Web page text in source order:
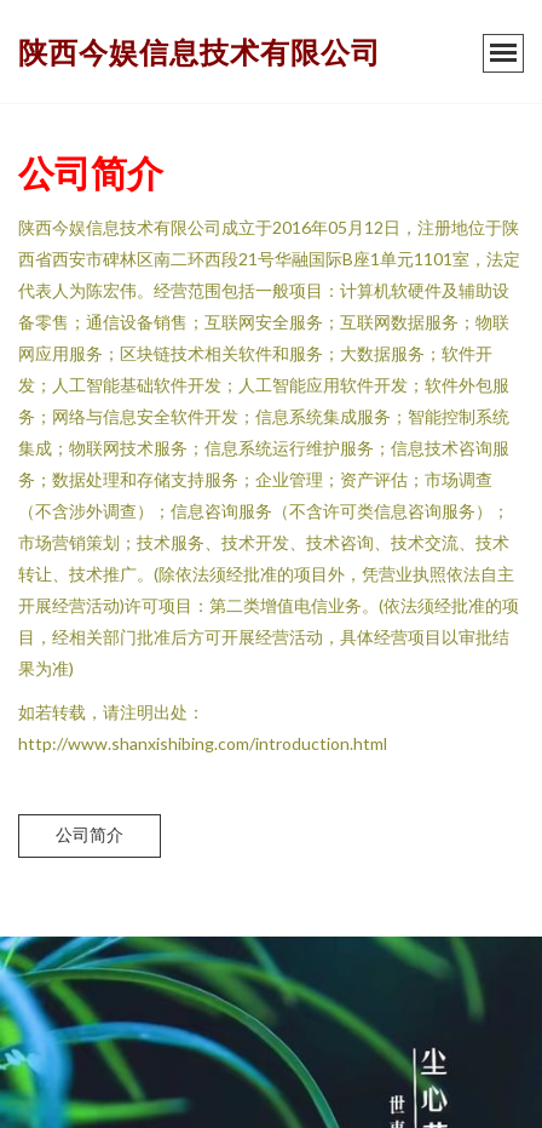
陕西今娱信息技术有限公司
公司简介
陕西今娱信息技术有限公司成立于2016年05月12日，注册地位于陕
西省西安市碑林区南二环西段21号华融国际B座1单元1101室，法定
代表人为陈宏伟。经营范围包括一般项目：计算机软硬件及辅助设
备零售；通信设备销售；互联网安全服务；互联网数据服务；物联
网应用服务；区块链技术相关软件和服务；大数据服务；软件开
发；人工智能基础软件开发；人工智能应用软件开发；软件外包服
务；网络与信息安全软件开发；信息系统集成服务；智能控制系统
集成；物联网技术服务；信息系统运行维护服务；信息技术咨询服
务；数据处理和存储支持服务；企业管理；资产评估；市场调查
（不含涉外调查）；信息咨询服务（不含许可类信息咨询服务）；
市场营销策划；技术服务、技术开发、技术咨询、技术交流、技术
转让、技术推广。(除依法须经批准的项目外，凭营业执照依法自主
开展经营活动)许可项目：第二类增值电信业务。(依法须经批准的项
目，经相关部门批准后方可开展经营活动，具体经营项目以审批结
果为准)
如若转载，请注明出处：
http://www.shanxishibing.com/introduction.html
公司简介